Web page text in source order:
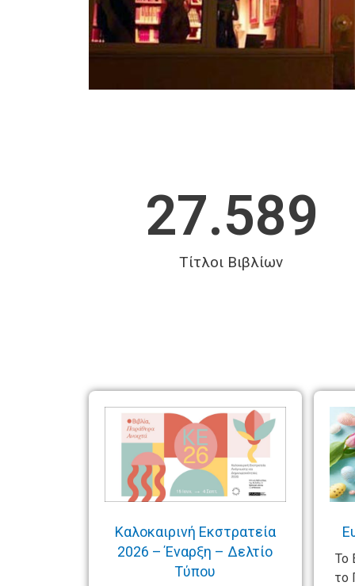
27.589
Τίτλοι Βιβλίων
Καλοκαιρινή Εκστρατεία
2026 – Έναρξη – Δελτίο
Τύπου
Το
το